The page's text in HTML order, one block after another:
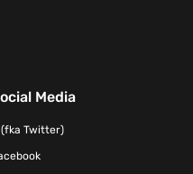
Media
(fka Twitter)